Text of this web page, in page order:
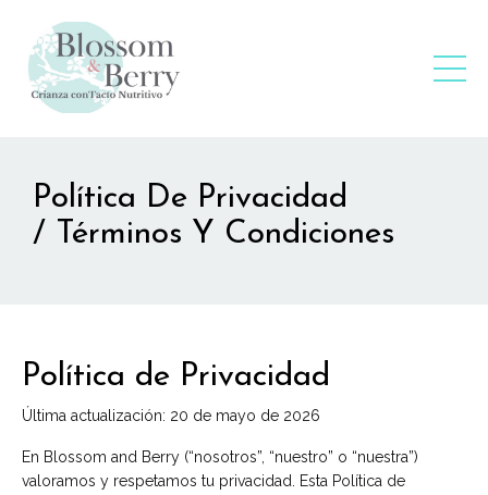
Política De Privacidad
/ Términos Y Condiciones
Política de Privacidad
Última actualización: 20 de mayo de 2026
En Blossom and Berry (“nosotros”, “nuestro” o “nuestra”)
valoramos y respetamos tu privacidad. Esta Política de